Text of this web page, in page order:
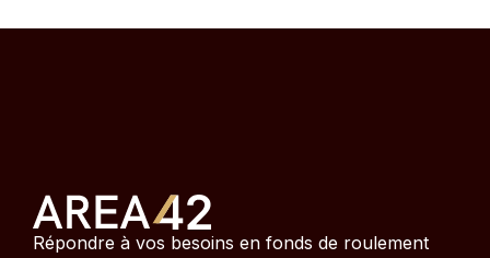
Répondre à vos besoins en fonds de roulement